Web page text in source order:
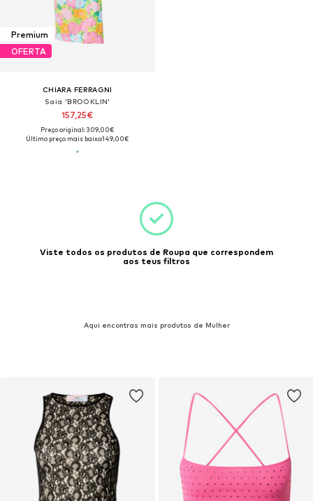
Premium
OFERTA
CHIARA FERRAGNI
Saia 'BROOKLIN'
157,25€
Preço original: 309,00€
Último preço mais baixo:149,00€
Viste todos os produtos de Roupa que correspondem
aos teus filtros
Aqui encontras mais produtos de Mulher